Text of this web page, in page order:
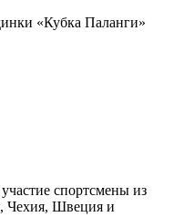
«Кубка Паланги»
спортсмены из
Чехия, Швеция и